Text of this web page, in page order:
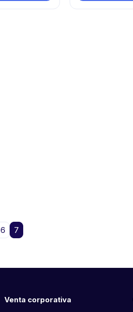
6 7
Venta corporativa